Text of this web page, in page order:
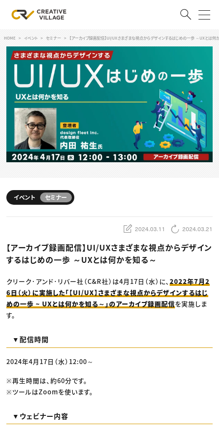
ログイン
RECRUIT
クリエイター求人を探す
CREATIVE JOB求人検索
特集求人
採用説明会
転職支援サービス
CONTENTS
スキルアップしたい！ トップ
デザイン
動画配信・映像制作
ディレクション
業界解説・キャリア事情
お役立ち基礎知識
TOP Creator’s コラム
ゲームクリエイター
映像クリエイター
マーケッター
C＆R Magazine
ニュース・トレンド
Web
映像
ゲーム・エンタメ
広告
出版
CREATIVE VILLAGEからのお知らせ
HOME イベント セミナー 【アーカイブ録画配信】UI/UXさまざまな視点からデザインするはじめの一歩 ～UXとは何
イベント セミナー
2024.03.11 2024.03.21
【アーカイブ録画配信】UI/UXさまざまな視点からデザイン
するはじめの一歩 ～UXとは何かを知る～
クリーク･アンド･リバー社（C&R社）は4月17日（水）に、2022年7月2
6日（火）に実施した「【UI/UX】さまざまな視点からデザインするはじ
めの一歩 ~ UXとは何かを知る～」のアーカイブ録画配信を実施しま
す。
▼配信時間
2024年4月17日（水）12:00～
※再生時間は、約60分です。
※ツールはZoomを使います。
▼ウェビナー内容